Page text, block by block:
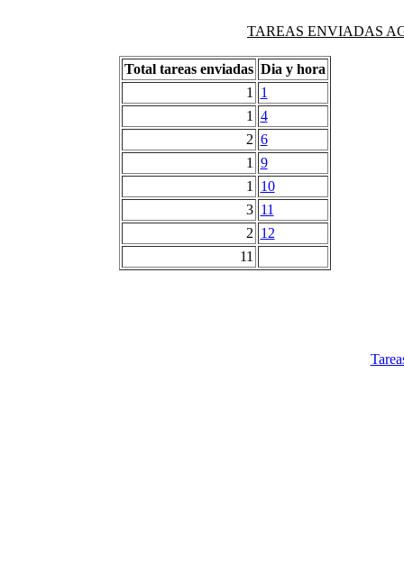
TAREAS ENVIADAS
Total tareas enviadas Dia y hora
1
1
1
4
2 6
1
9
1
10
3 11
2 12
11